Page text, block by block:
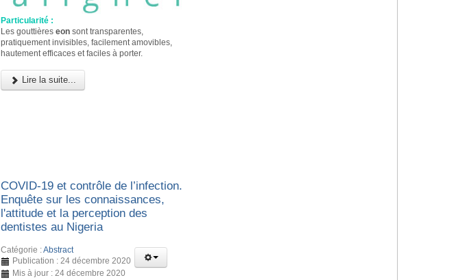
Particularité :
Les gouttièreseon sont transparentes,
pratiquement invisibles, facilement amovibles,
hautement efficaces et faciles à porter.
Lire la suite...
COVID-19 et contrôle de l’infection.
Enquête sur les connaissances,
l'attitude et la perception des
dentistes au Nigeria
Catégorie :Abstract
Publication : 24 décembre 2020
Mis à jour : 24 décembre 2020